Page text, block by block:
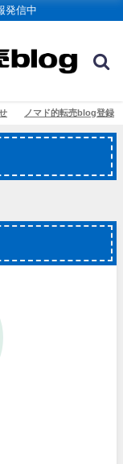
発信中
ノマド的転売blog登録